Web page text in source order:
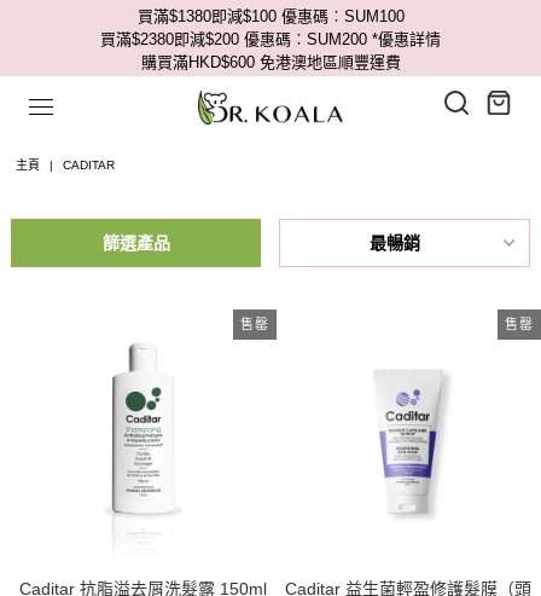
買滿$1380即減$100 優惠碼︰SUM100
買滿$2380即減$200 優惠碼︰SUM200 *優惠詳情
購買滿HKD$600 免港澳地區順豐運費
主頁 | CADITAR
篩選產品
售罄
Caditar 抗脂溢去屑洗髮露 150ml
售罄
Caditar 益生菌輕盈修護髮膜（頭